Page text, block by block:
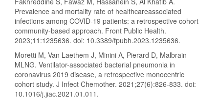
Prevalence and mortality rate of healthcareassociated
infections among COVID-19 patients: a retrospective cohort
community-based approach. Front Public Health.
2023;11:1235636. doi: 10.3389/fpubh.2023.1235636.
Moretti M, Van Laethem J, Minini A, Pierard D, Malbrain
MLNG. Ventilator-associated bacterial pneumonia in
coronavirus 2019 disease, a retrospective monocentric
cohort study. J Infect Chemother. 2021;27(6):826-833. doi:
10.1016/j.jiac.2021.01.011.